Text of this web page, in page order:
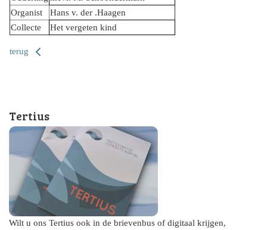
Organist
Hans v. der .Haagen
Collecte
Het vergeten kind
terug
Tertius
Wilt u ons Tertius ook in de brievenbus of digitaal krijgen,